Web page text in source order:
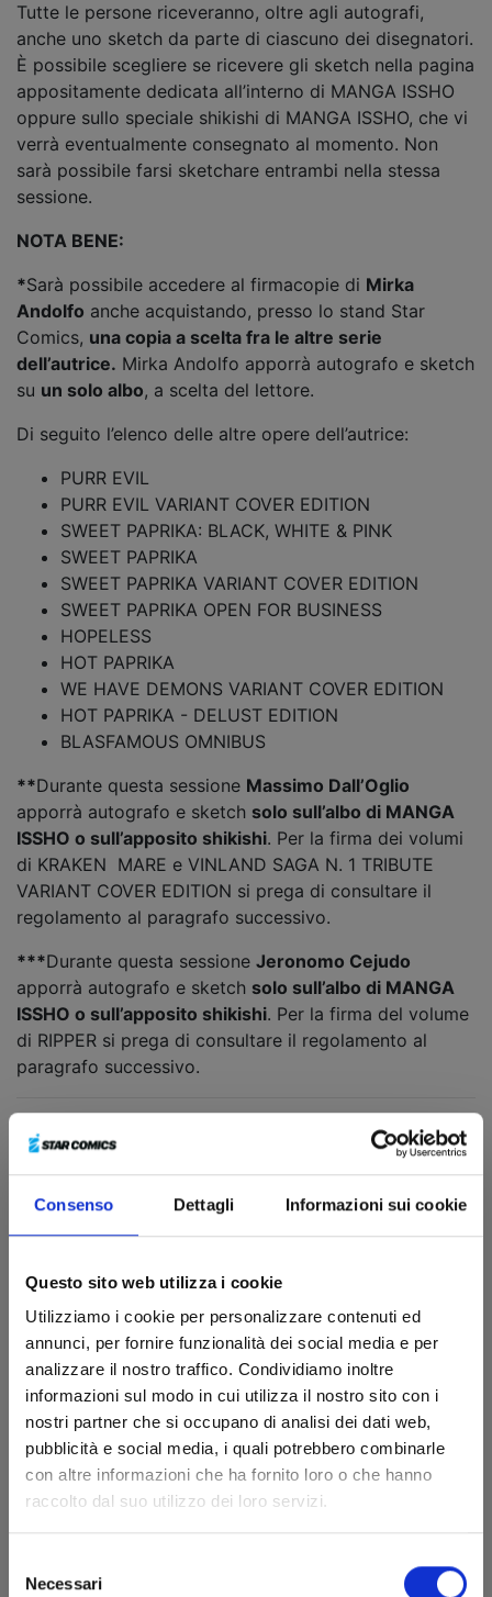
Consenso Dettagli Informazioni sui cookie
Questo sito web utilizza i cookie
Utilizziamo i cookie per personalizzare contenuti ed
annunci, per fornire funzionalità dei social media e per
analizzare il nostro traffico. Condividiamo inoltre
informazioni sul modo in cui utilizza il nostro sito con i
nostri partner che si occupano di analisi dei dati web,
pubblicità e social media, i quali potrebbero combinarle
con altre informazioni che ha fornito loro o che hanno
raccolto dal suo utilizzo dei loro servizi.
delNecessari
Tutte le persone riceveranno, oltre agli autografi,
anche uno sketch da parte di ciascuno dei disegnatori.
È possibile scegliere se ricevere gli sketch nella pagina
appositamente dedicata all’interno di MANGA ISSHO
oppure sullo speciale shikishi di MANGA ISSHO, che vi
verrà eventualmente consegnato al momento. Non
sarà possibile farsi sketchare entrambi nella stessa
sessione.
NOTA BENE:
*Sarà possibile accedere al firmacopie di Mirka
Andolfo anche acquistando, presso lo stand Star
Comics, una copia a scelta fra le altre serie
dell’autrice. Mirka Andolfo apporrà autografo e sketch
su un solo albo, a scelta del lettore.
Di seguito l’elenco delle altre opere dell’autrice:
PURR EVIL
PURR EVIL VARIANT COVER EDITION
SWEET PAPRIKA: BLACK, WHITE & PINK
SWEET PAPRIKA
SWEET PAPRIKA VARIANT COVER EDITION
SWEET PAPRIKA OPEN FOR BUSINESS
HOPELESS
HOT PAPRIKA
WE HAVE DEMONS VARIANT COVER EDITION
HOT PAPRIKA - DELUST EDITION
BLASFAMOUS OMNIBUS
**Durante questa sessione Massimo Dall’Oglio
apporrà autografo e sketch solo sull’albo di MANGA
ISSHO o sull’apposito shikishi. Per la firma dei volumi
di KRAKEN MARE e VINLAND SAGA N. 1 TRIBUTE
VARIANT COVER EDITION si prega di consultare il
regolamento al paragrafo successivo.
***Durante questa sessione Jeronomo Cejudo
apporrà autografo e sketch solo sull’albo di MANGA
ISSHO o sull’apposito shikishi. Per la firma del volume
di RIPPER si prega di consultare il regolamento al
paragrafo successivo.
4. REGOLAMENTO
FIRMACOPIE HAGANE -
MASSIMO DALL’OGLIO
TRIBUTE VARIANT COVER
EDITION e KRAKEN MARE)
Per ottenere un pass per le sessioni autografi, basta
acquistare presso lo stand Star Comics almeno1
volumefra i seguenti:
VINLAND SAGA N. 1 TRIBUTE VARIANT COVER
EDITION
KRAKEN MARE N. 1
Al momento dell’acquisto, ti sarà consegnato un pass